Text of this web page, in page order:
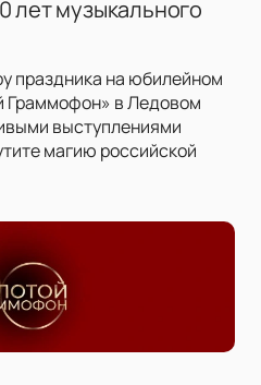
лет музыкального
праздника на юбилейном
Граммофон» в Ледовом
выступлениями
магию российской